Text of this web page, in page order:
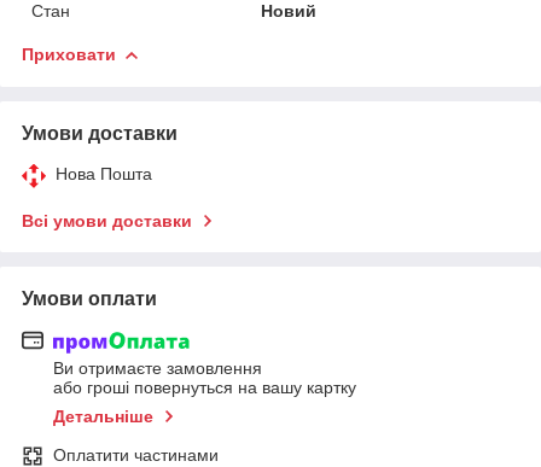
Стан
Новий
Приховати
Умови доставки
Нова Пошта
Всі умови доставки
Умови оплати
Ви отримаєте замовлення
або гроші повернуться на вашу картку
Детальніше
Оплатити частинами